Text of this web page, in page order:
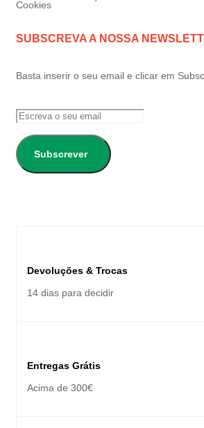
Cookies
SUBSCREVA A NOSSA
Basta inserir o seu email e clicar em
Subscrever
Devoluções & Trocas
14 dias para decidir
Entregas Grátis
Acima de 300€